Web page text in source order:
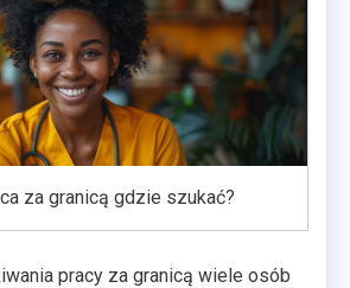
za granicą gdzie szukać?
pracy za granicą wiele osób